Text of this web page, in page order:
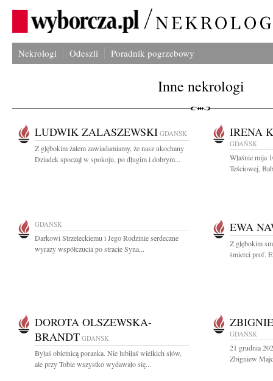
Nekrologi Odeszli Poradnik pogrzebowy
Inne nekrologi
LUDWIK ZALASZEWSKI GDAŃSK
Z głębokim żalem zawiadamiamy, że nasz ukochany
Dziadek spoczął w spokoju, po długim i dobrym...
IRENA
GDAŃSK
Właśnie mija
Teściowej,
GDAŃSK
Darkowi Strzeleckiemu i Jego Rodzinie serdeczne
wyrazy współczucia po stracie Syna...
EWA
Z głębokim
śmierci prof.
DOROTA OLSZEWSKA-
BRANDT GDAŃSK
Byłaś obietnicą poranka. Nie lubiłaś wielkich słów,
ale przy Tobie wszystko wydawało się...
GDAŃSK
21 grudnia
Zbigniew